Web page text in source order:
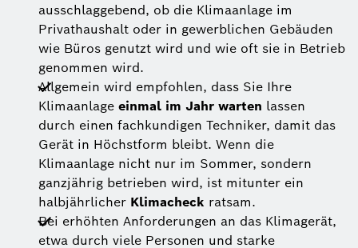
ausschlaggebend, ob die Klimaanlage im
Privathaushalt oder in gewerblichen Gebäuden
wie Büros genutzt wird und wie oft sie in Betrieb
genommen wird.
Allgemein wird empfohlen, dass Sie Ihre
Klimaanlage einmal im Jahr warten lassen
durch einen fachkundigen Techniker, damit das
Gerät in Höchstform bleibt. Wenn die
Klimaanlage nicht nur im Sommer, sondern
ganzjährig betrieben wird, ist mitunter ein
halbjährlicher Klimacheck ratsam.
Bei erhöhten Anforderungen an das Klimagerät,
etwa durch viele Personen und starke